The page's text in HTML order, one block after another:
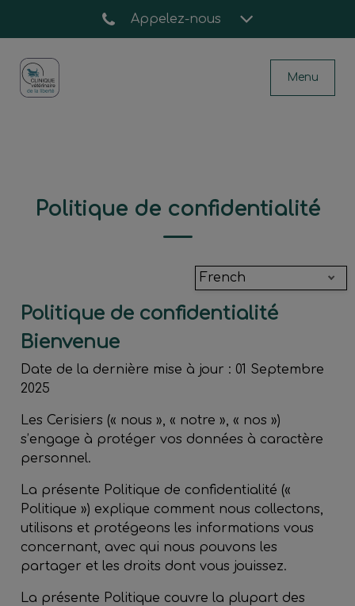
Appelez-nous
Menu
Page d'accueil de Clinique vétérinaire
Politique de confidentialité
French
Politique de confidentialité
Bienvenue
Date de la dernière mise à jour : 01 Septembre
2025
Les Cerisiers (« nous », « notre », « nos »)
s’engage à protéger vos données à caractère
personnel.
La présente Politique de confidentialité («
Politique ») explique comment nous collectons,
utilisons et protégeons les informations vous
concernant, avec qui nous pouvons les
partager et les droits dont vous jouissez.
La présente Politique couvre la plupart des